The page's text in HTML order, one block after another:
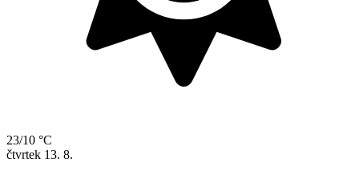
23/10 °C
čtvrtek 13. 8.